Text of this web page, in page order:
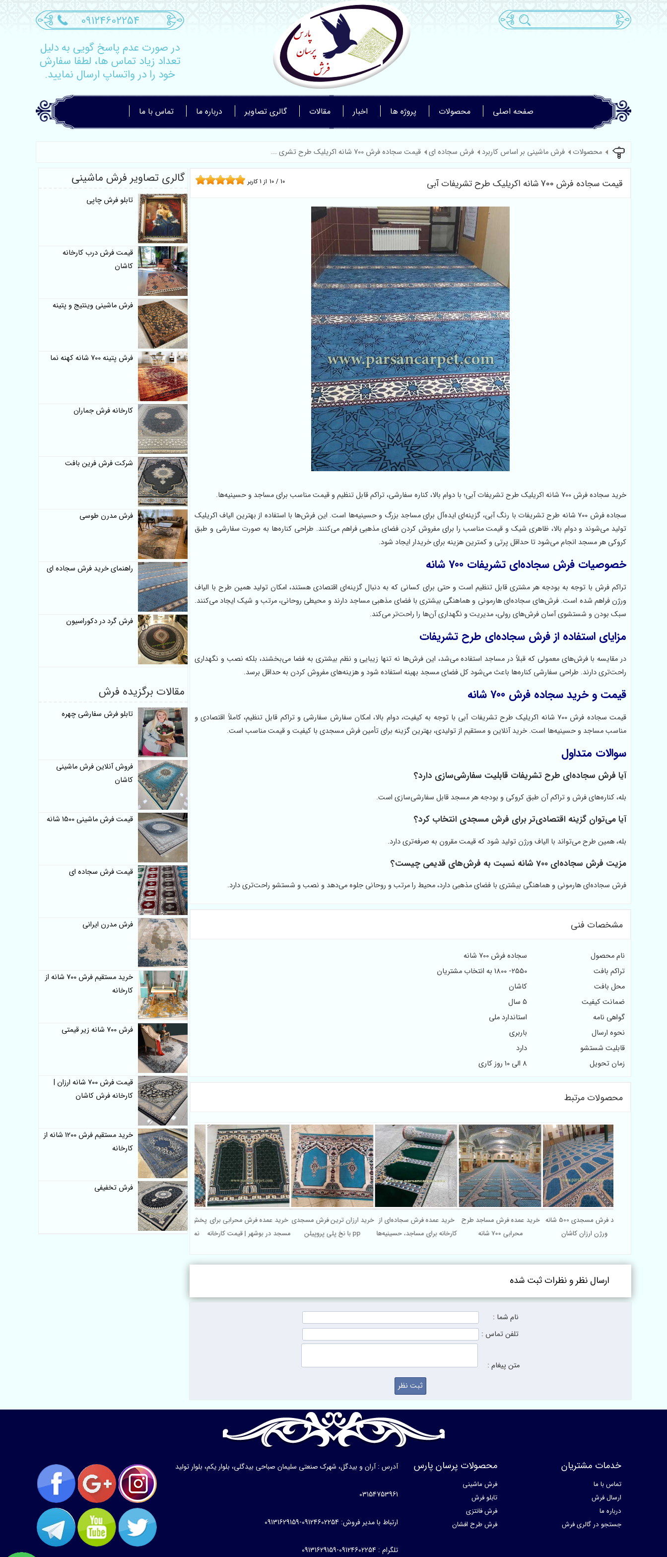
09124602254
در صورت عدم پاسخ گویی به دلیل
تعداد زیاد تماس ها، لطفا سفارش
خود را در واتساپ ارسال نمایید.
صفحه اصلی محصولات پروژه ها اخبار مقالات گالری تصاویر درباره ما تماس با ما
محصولات فرش ماشینی بر اساس کاربرد فرش سجاده ای قیمت سجاده فرش 700 شانه اکریلیک طرح تشری ...
قیمت سجاده فرش 700 شانه اکریلیک طرح تشریفات آبی 10 / 10 از 1کاربر
خرید سجاده فرش 700 شانه اکریلیک طرح تشریفات آبی؛ با دوام بالا، کناره سفارشی، تراکم قابل تنظیم و قیمت مناسب برای مساجد و حسینیه‌ها.
سجاده فرش 700 شانه طرح تشریفات با رنگ آبی، گزینه‌ای ایده‌آل برای مساجد بزرگ و حسینیه‌ها است. این فرش‌ها با استفاده از بهترین الیاف اکریلیک
تولید می‌شوند و دوام بالا، ظاهری شیک و قیمت مناسب را برای مفروش کردن فضای مذهبی فراهم می‌کنند. طراحی کناره‌ها به صورت سفارشی و طبق
کروکی هر مسجد انجام می‌شود تا حداقل پرتی و کمترین هزینه برای خریدار ایجاد شود.
خصوصیات فرش سجاده‌ای تشریفات 700 شانه
تراکم فرش با توجه به بودجه هر مشتری قابل تنظیم است و حتی برای کسانی که به دنبال گزینه‌ای اقتصادی هستند، امکان تولید همین طرح با الیاف
ورژن فراهم شده است. فرش‌های سجاده‌ای هارمونی و هماهنگی بیشتری با فضای مذهبی مساجد دارند و محیطی روحانی، مرتب و شیک ایجاد می‌کنند.
سبک بودن و شستشوی آسان فرش‌های رولی، مدیریت و نگهداری آن‌ها را راحت‌تر می‌کند.
مزایای استفاده از فرش سجاده‌ای طرح تشریفات
در مقایسه با فرش‌های معمولی که قبلاً در مساجد استفاده می‌شد، این فرش‌ها نه تنها زیبایی و نظم بیشتری به فضا می‌بخشند، بلکه نصب و نگهداری
راحت‌تری دارند. طراحی سفارشی کناره‌ها باعث می‌شود کل فضای مسجد بهینه استفاده شود و هزینه‌های مفروش کردن به حداقل برسد.
قیمت و خرید سجاده فرش 700 شانه
قیمت سجاده فرش 700 شانه اکریلیک طرح تشریفات آبی با توجه به کیفیت، دوام بالا، امکان سفارش سفارشی و تراکم قابل تنظیم، کاملاً اقتصادی و
مناسب مساجد و حسینیه‌ها است. خرید آنلاین و مستقیم از تولیدی، بهترین گزینه برای تأمین فرش مسجدی با کیفیت و قیمت مناسب است.
سوالات متداول
آیا فرش سجاده‌ای طرح تشریفات قابلیت سفارشی‌سازی دارد؟
بله، کناره‌های فرش و تراکم آن طبق کروکی و بودجه هر مسجد قابل سفارشی‌سازی است.
آیا می‌توان گزینه اقتصادی‌تر برای فرش مسجدی انتخاب کرد؟
بله، همین طرح می‌تواند با الیاف ورژن تولید شود که قیمت مقرون به صرفه‌تری دارد.
مزیت فرش سجاده‌ای 700 شانه نسبت به فرش‌های قدیمی چیست؟
فرش سجاده‌ای هارمونی و هماهنگی بیشتری با فضای مذهبی دارد، محیط را مرتب و روحانی جلوه می‌دهد و نصب و شستشو راحت‌تری دارد.
مشخصات فنی
نام محصول
سجاده فرش 700 شانه
تراکم بافت
2550- 1800 به انتخاب مشتریان
محل بافت
کاشان
ضمانت کیفیت
5 سال
گواهی نامه
استاندارد ملی
نحوه ارسال
باربری
قابلیت شستشو
دارد
زمان تحویل
8 الی 10 روز کاری
محصولات مرتبط
پخش فرش سجاده ای مسجد و
نمازخانه در استان هرمزگان
خرید عمده فرش محرابی برای
مسجد در بوشهر | قیمت کارخانه
خرید ارزان ترین فرش مسجدی
با نخ پلی پروپیلن pp
خرید عمده فرش سجاده‌ای از
کارخانه برای مساجد، حسینیه‌ها
خرید عمده فرش مساجد طرح
محرابی ۷۰۰ شانه
خرید فرش مسجدی 500 شانه
ورژن ارزان کاشان
ارسال نظر و نظرات ثبت شده
نام شما :
تلفن تماس :
متن پیغام :
گالری تصاویر فرش ماشینی
تابلو فرش چاپی
قیمت فرش درب کارخانه
کاشان
فرش ماشینی وینتیج و پتینه
فرش پتینه 700 شانه کهنه نما
کارخانه فرش جماران
شرکت فرش فرین بافت
فرش مدرن طوسی
راهنمای خرید فرش سجاده ای
فرش گرد در دکوراسیون
مقالات برگزیده فرش
تابلو فرش سفارشی چهره
فروش آنلاین فرش ماشینی
کاشان
قیمت فرش ماشینی 1500 شانه
قیمت فرش سجاده ای
فرش مدرن ایرانی
خرید مستقیم فرش 700 شانه از
کارخانه
فرش 700 شانه زیر قیمتی
قیمت فرش 700 شانه ارزان |
کارخانه فرش کاشان
خرید مستقیم فرش 1200 شانه از
کارخانه
فرش تخفیفی
خدمات مشتریان
تماس با ما
ارسال فرش
درباره ما
جستجو در گالری فرش
محصولات پرسان پارس
فرش ماشینی
تابلو فرش
فرش فانتزی
فرش طرح افشان
آدرس : آران و بیدگل، شهرک صنعتی سلیمان صباحی بیدگلی، بلوار یکم، بلوار تولید
03154753961
ارتباط با مدیر فروش: 09124602254-09131629159
تلگرام : 09124602254-09131629159